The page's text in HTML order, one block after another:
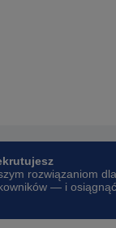
rozwiązaniom dla
— i osiągnąć